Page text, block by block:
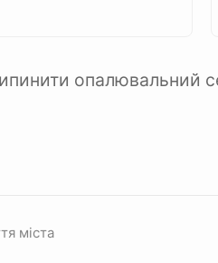
опалювальний
міста